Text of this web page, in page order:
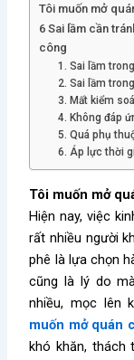
Tôi muốn mở
6 Sai lầm cần
công
1. Sai lầm
2. Sai lầm
3. Mất kiểm
4. Không đáp
5. Quá phụ
6. Áp lực thời
Tôi muốn mở
Hiện nay, việc
rất nhiều người
phê là lựa chọn
cũng là lý do
nhiều, mọc lên
muốn mở quán
khó khăn, thách